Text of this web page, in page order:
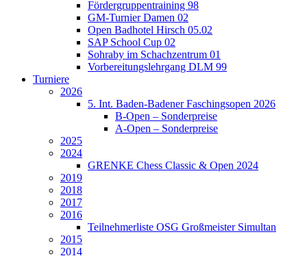
Fördergruppentraining 98
GM-Turnier Damen 02
Open Badhotel Hirsch 05.02
SAP School Cup 02
Sohraby im Schachzentrum 01
Vorbereitungslehrgang DLM 99
Turniere
2026
5. Int. Baden-Badener Faschingsopen 2026
B-Open – Sonderpreise
A-Open – Sonderpreise
2025
2024
GRENKE Chess Classic & Open 2024
2019
2018
2017
2016
Teilnehmerliste OSG Großmeister Simultan
2015
2014